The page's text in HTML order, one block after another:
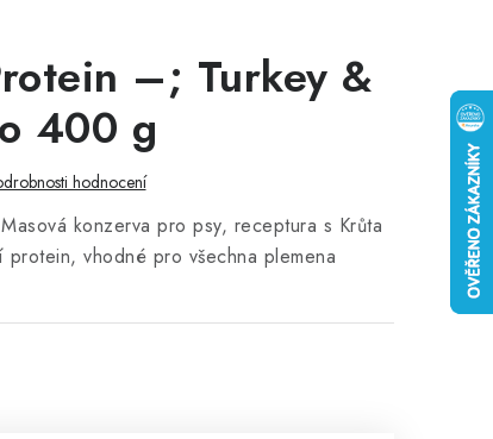
–; Turkey &
400 g
hodnocení
konzerva pro psy, receptura s Krůta
vhodné pro všechna plemena